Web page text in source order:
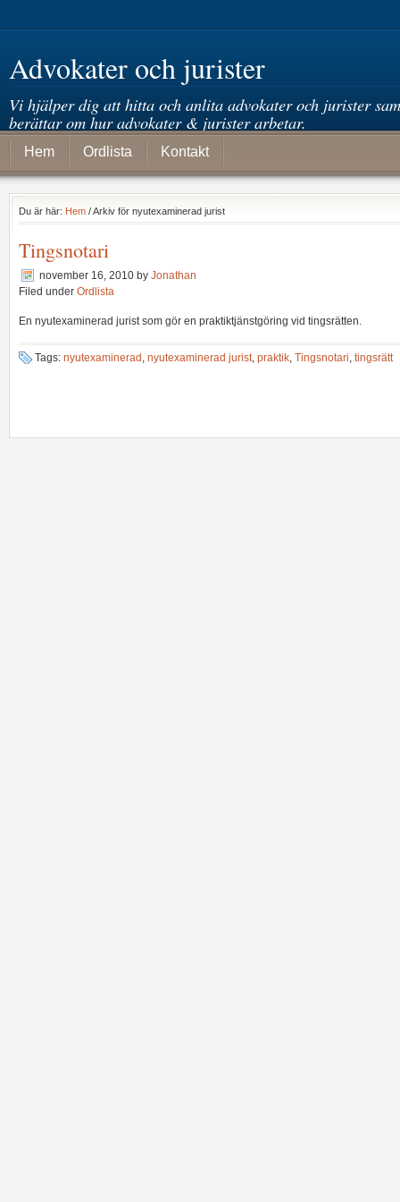
Advokater och jurister
Vi hjälper dig att hitta och anlita advokater och jurister
berättar om hur advokater & jurister arbetar.
Hem Ordlista Kontakt
Du är här: Hem / Arkiv för nyutexaminerad jurist
Tingsnotari
november 16, 2010 by Jonathan
Filed under Ordlista
En nyutexaminerad jurist som gör en praktiktjänstgöring vid tingsrätten.
Tags: nyutexaminerad , nyutexaminerad jurist, praktik, Tingsnotari, tingsrätt